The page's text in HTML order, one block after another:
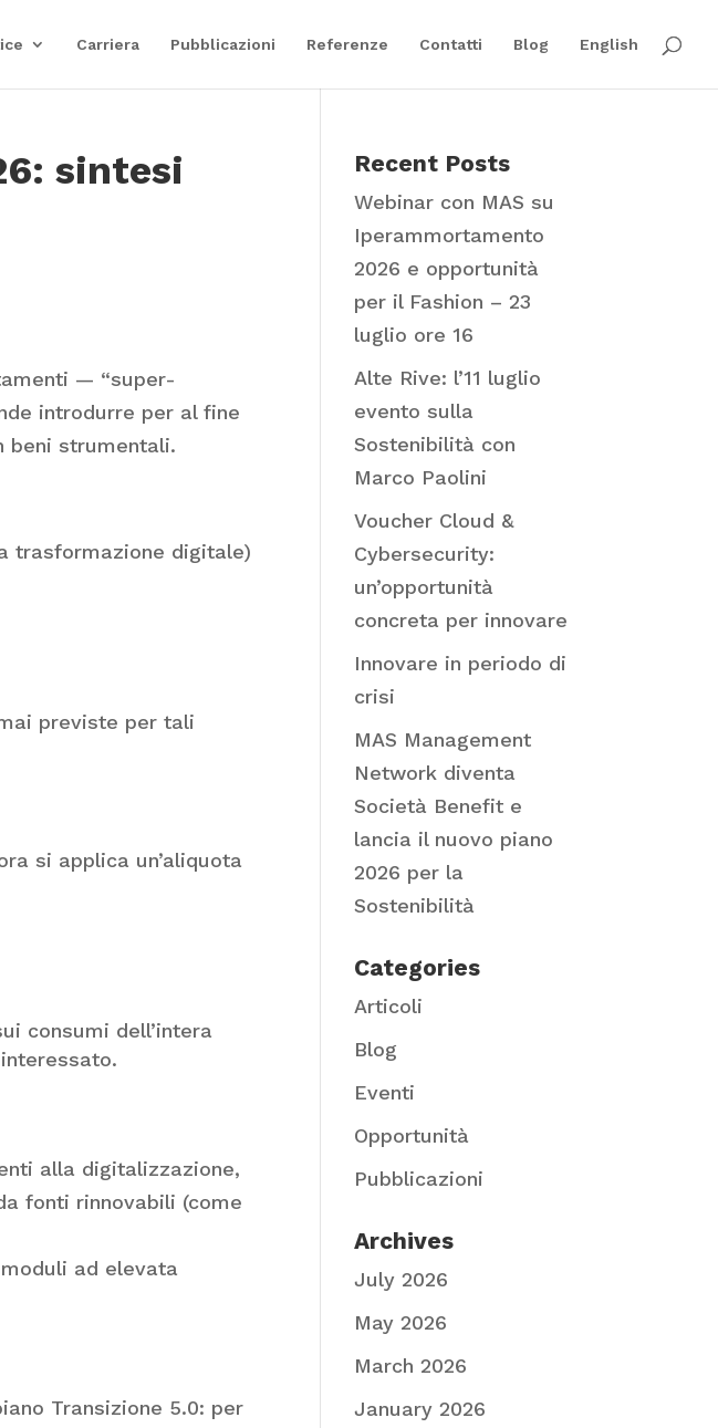
Carriera Pubblicazioni Referenze Contatti Blog English
sintesi
— “super-
introdurre per al fine
beni strumentali.
trasformazione digitale)
previste per tali
si applica un’aliquota
consumi dell’intera
alla digitalizzazione,
fonti rinnovabili (come
ad elevata
Transizione 5.0: per
Recent Posts
Webinar con MAS su
Iperammortamento
2026 e opportunità
per il Fashion – 23
luglio ore 16
Alte Rive: l’11 luglio
evento sulla
Sostenibilità con
Marco Paolini
Voucher Cloud &
Cybersecurity:
un’opportunità
concreta per innovare
Innovare in periodo di
crisi
MAS Management
Network diventa
Società Benefit e
lancia il nuovo piano
2026 per la
Sostenibilità
Categories
Articoli
Blog
Eventi
Opportunità
Pubblicazioni
Archives
July 2026
May 2026
March 2026
January 2026